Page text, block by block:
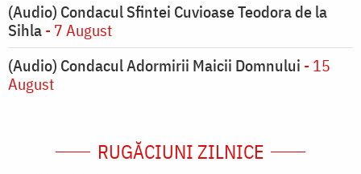
(Audio) Condacul Sfintei Cuvioase Teodora de la
Sihla- 7 August
(Audio) Condacul Adormirii Maicii Domnului - 15
August
RUGĂCIUNI ZILNICE